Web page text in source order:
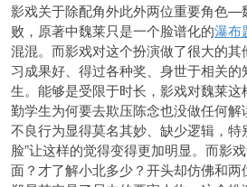
影戏关于除配角外此外两位重要角色—
败，原著中魏莱只是一个脸谱化的瀑布
混混。而影戏对这个扮演做了很大的
习成果好、得过各种奖、身世于相关
生。能够是受限于时长，影戏对魏莱
勤学生为何要去欺压陈念也没做任何
不良行为显得莫名其妙、缺少逻辑，特
脸”让这样的觉得变得更加明显。而影
面？才了解小北多少？开头却仿佛和